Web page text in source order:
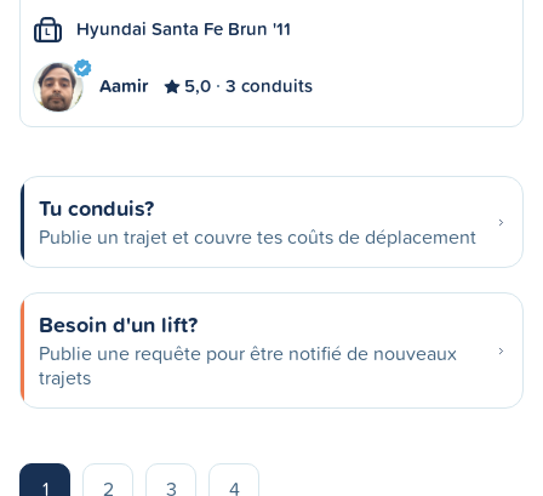
L Hyundai Santa Fe Brun '11
Aamir 5,0 3 conduits
Tu conduis?
Publie un trajet et couvre tes coûts de déplacement
Besoin d'un lift?
Publie une requête pour être notifié de nouveaux
trajets
1 2 3 4